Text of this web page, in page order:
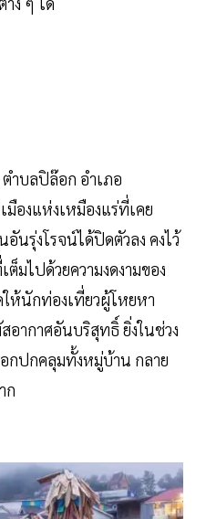
ำบลปิล๊อก อำเภอ
องแห่งเหมืองแร่ที่เคย
อันรุ่งโรจน์ได้ปิดตัวลง คงไว้
มไปด้วยความงดงามของ
ห้นักท่องเที่ยวผู้โหยหา
อากาศอันบริสุทธิ์ ยิ่งในช่วง
ปกคลุมทั้งหมู่บ้าน กลาย
ก